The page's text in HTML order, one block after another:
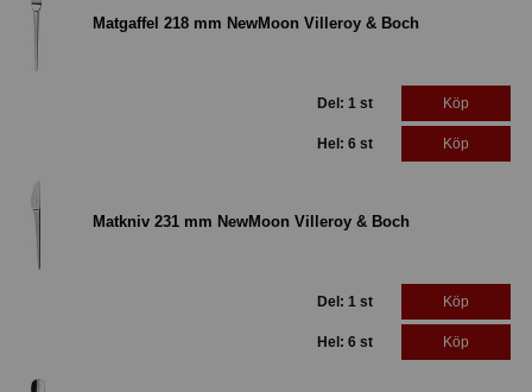
Matgaffel 218 mm NewMoon Villeroy & Boch
Del: 1 st Köp
Hel: 6 st Köp
Matkniv 231 mm NewMoon Villeroy & Boch
Del: 1 st Köp
Hel: 6 st Köp